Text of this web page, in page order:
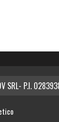
SRL- P.I.